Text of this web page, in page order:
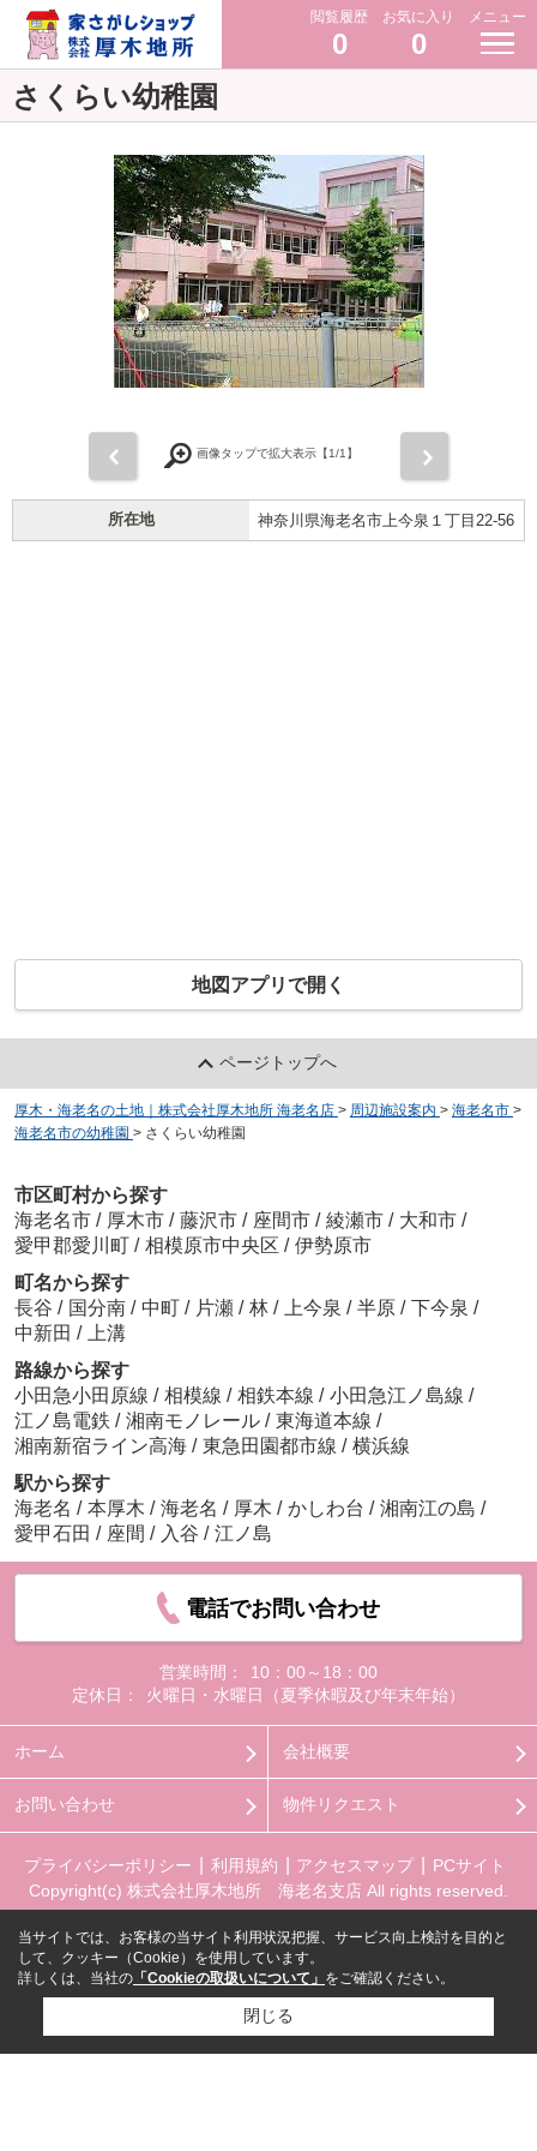
閲覧履歴
0
お気に入り
0
メニュー
さくらい幼稚園
画像タップで拡大表示【1/1】
所在地 神奈川県海老名市上今泉１丁目22-56
地図アプリで開く
ページトップへ
厚木・海老名の土地｜株式会社厚木地所 海老名店 > 周辺施設案内 > 海老名市 >
海老名市の幼稚園 > さくらい幼稚園
市区町村から探す
海老名市 / 厚木市 / 藤沢市 / 座間市 / 綾瀬市 / 大和市 /
愛甲郡愛川町 / 相模原市中央区 / 伊勢原市
町名から探す
長谷 / 国分南 / 中町 / 片瀬 / 林 / 上今泉 / 半原 / 下今泉 /
中新田 /
上溝
路線から探す
小田急小田原線 / 相模線 / 相鉄本線 / 小田急江ノ島線 /
江ノ島電鉄 / 湘南モノレール / 東海道本線 /
湘南新宿ライン高海 / 東急田園都市線 / 横浜線
駅から探す
海老名 / 本厚木 / 海老名 / 厚木 / かしわ台 / 湘南江の島 /
愛甲石田 / 座間 / 入谷 / 江ノ島
電話でお問い合わせ
営業時間：
10：00～18：00
定休日：
火曜日・水曜日（夏季休暇及び年末年始）
ホーム 会社概要
お問い合わせ 物件リクエスト
プライバシーポリシー 利用規約 アクセスマップ
PCサイト
Copyright(c) 株式会社厚木地所 海老名支店 All rights reserved.
当サイトでは、お客様の当サイト利用状況把握、サービス向上検討を目的と
して、クッキー（Cookie）を使用しています。
詳しくは、当社の 「Cookieの取扱いについて」 をご確認ください。
閉じる